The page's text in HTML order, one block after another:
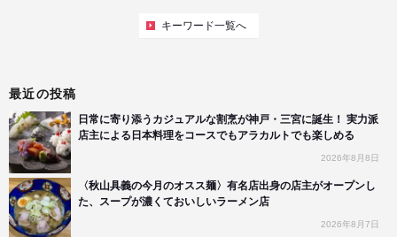
キーワード一覧へ
最近の投稿
日常に寄り添うカジュアルな割烹が神戸・三宮に誕生！ 実力派
店主による日本料理をコースでもアラカルトでも楽しめる
2026年8月8日
〈秋山具義の今月のオスス麺〉有名店出身の店主がオープンし
た、スープが濃くておいしいラーメン店
2026年8月7日